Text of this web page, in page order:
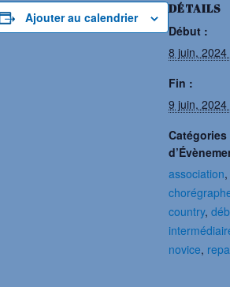
Ajouter au calendrier
DÉTAILS
Début :
8 juin,
Fin :
9 juin, 2024
Catégories
association
country,
novice,